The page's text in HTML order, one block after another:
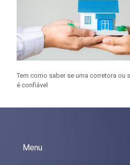
Tem como saber se uma corretora ou
é confiável
Menu